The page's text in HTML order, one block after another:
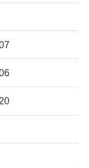
07